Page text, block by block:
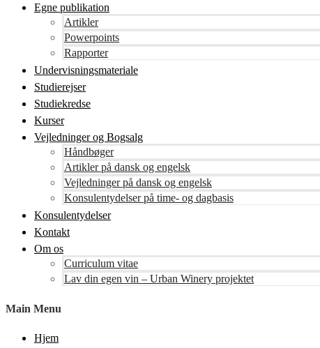
Egne publikation
Artikler
Powerpoints
Rapporter
Undervisningsmateriale
Studierejser
Studiekredse
Kurser
Vejledninger og Bogsalg
Håndbøger
Artikler på dansk og engelsk
Vejledninger på dansk og engelsk
Konsulentydelser på time- og dagbasis
Konsulentydelser
Kontakt
Om os
Curriculum vitae
Lav din egen vin – Urban Winery projektet
Main Menu
Hjem